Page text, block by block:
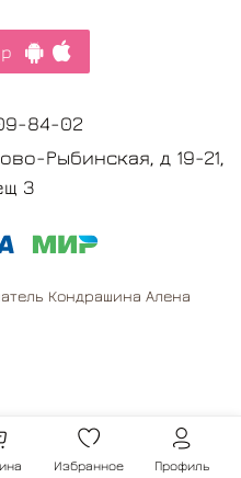
84-02
Рыбинская, д 19-21,
3
Кондрашина Алена
Избранное Профиль